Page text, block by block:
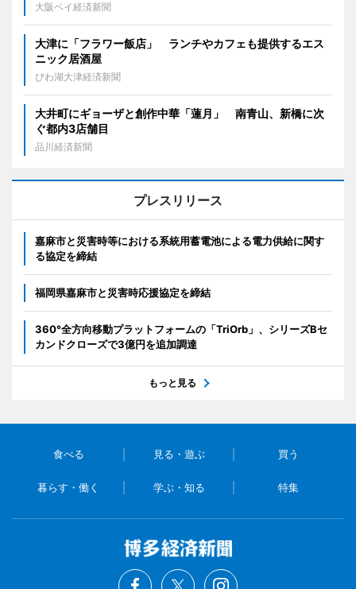
大阪ベイ経済新聞
大津に「フラワー飯店」 ランチやカフェも提供するエス
ニック居酒屋
びわ湖大津経済新聞
大井町にギョーザと創作中華「蓮月」 南青山、新橋に次
ぐ都内3店舗目
品川経済新聞
プレスリリース
嘉麻市と災害時等における系統用蓄電池による電力供給に関す
る協定を締結
福岡県嘉麻市と災害時応援協定を締結
360°全方向移動プラットフォームの「TriOrb」、シリーズBセ
カンドクローズで3億円を追加調達
もっと見る
食べる 見る・遊ぶ 買う
暮らす・働く 学ぶ・知る 特集